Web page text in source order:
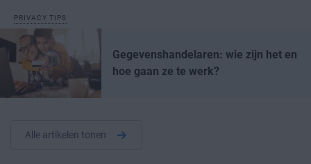
PRIVACY TIPS
Gegevenshandelaren: wie zijn het en
hoe gaan ze te werk?
Alle artikelen tonen